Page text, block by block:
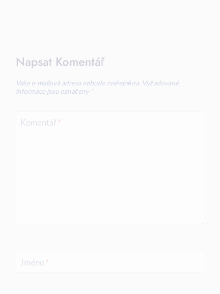
Napsat Komentář
Vaše e-mailová adresa nebude zveřejněna. Vyžadované
informace jsou označeny *
Komentář *
Jméno *